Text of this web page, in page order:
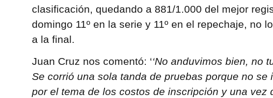
clasificación, quedando a 881/1.000 del mejor
domingo 11º en la serie y 11º en el repechaje, no
a la final.
Juan Cruz nos comentó: ‘‘No anduvimos bien, no
Se corrió una sola tanda de pruebas porque no se
por el tema de los costos de inscripción y una vez